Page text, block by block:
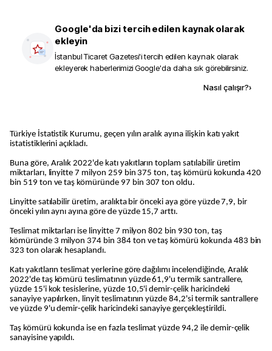
Google'da bizi tercih edilen kaynak olarak
ekleyin
İstanbul Ticaret Gazetesi'i tercih edilen kaynak olarak
ekleyerek haberlerimizi Google'da daha sık görebilirsiniz.
Nasıl çalışır?›
Türkiye İstatistik Kurumu, geçen yılın aralık ayına ilişkin katı yakıt
istatistiklerini açıkladı.
Buna göre, Aralık 2022'de katı yakıtların toplam satılabilir üretim
miktarları, linyitte 7 milyon 259 bin 375 ton, taş kömürü kokunda 420
bin 519 ton ve taş kömüründe 97 bin 307 ton oldu.
Linyitte satılabilir üretim, aralıkta bir önceki aya göre yüzde 7,9, bir
önceki yılın aynı ayına göre de yüzde 15,7 arttı.
Teslimat miktarları ise linyitte 7 milyon 802 bin 930 ton, taş
kömüründe 3 milyon 374 bin 384 ton ve taş kömürü kokunda 483 bin
323 ton olarak hesaplandı.
Katı yakıtların teslimat yerlerine göre dağılımı incelendiğinde, Aralık
2022'de taş kömürü teslimatının yüzde 61,9'u termik santrallere,
yüzde 15'i kok tesislerine, yüzde 10,5'i demir-çelik haricindeki
sanayiye yapılırken, linyit teslimatının yüzde 84,2'si termik santrallere
ve yüzde 9'u demir-çelik haricindeki sanayiye gerçekleştirildi.
Taş kömürü kokunda ise en fazla teslimat yüzde 94,2 ile demir-çelik
sanayisine yapıldı.